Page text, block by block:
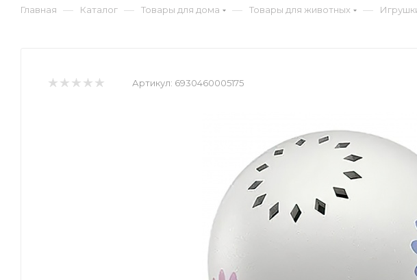
Главная — Каталог — Товары для дома — Товары для животных —
Артикул: 6930460005175